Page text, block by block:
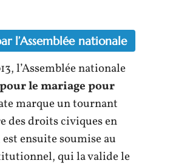
l’Assemblée nationale
l’Assemblée nationale
le mariage pour
marque un tournant
des droits civiques en
ensuite soumise au
qui la valide le